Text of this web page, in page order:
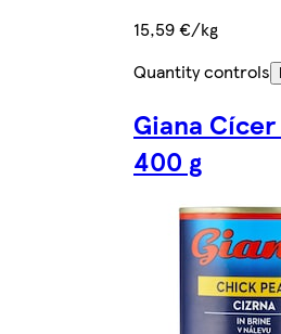
15,59 €/kg
Quantity controls
Giana
400 g